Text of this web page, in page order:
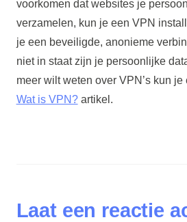
voorkomen dat websites je
verzamelen, kun je een VPN
je een beveiligde, anonieme
niet in staat zijn je persoonlijke
meer wilt weten over VPN’s kun
Wat is VPN?artikel.
Laat een reactie